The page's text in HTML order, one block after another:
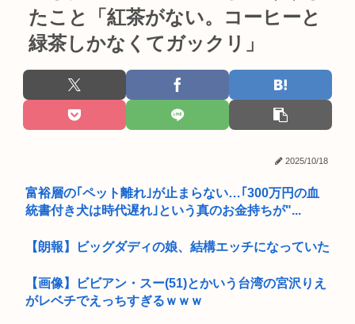
たこと「紅茶がない。コーヒーと
緑茶しかなくてガックリ」
2025/10/18
富裕層の｢ペット離れ｣が止まらない…｢300万円の血
統書付き犬は時代遅れ｣という真のお金持ちが"...
【朗報】ビッグダディの娘、結構エッチになっていた
【画像】ビビアン・スー(51)とかいう台湾の宮沢りえ
がレベチでえっちすぎるｗｗｗ